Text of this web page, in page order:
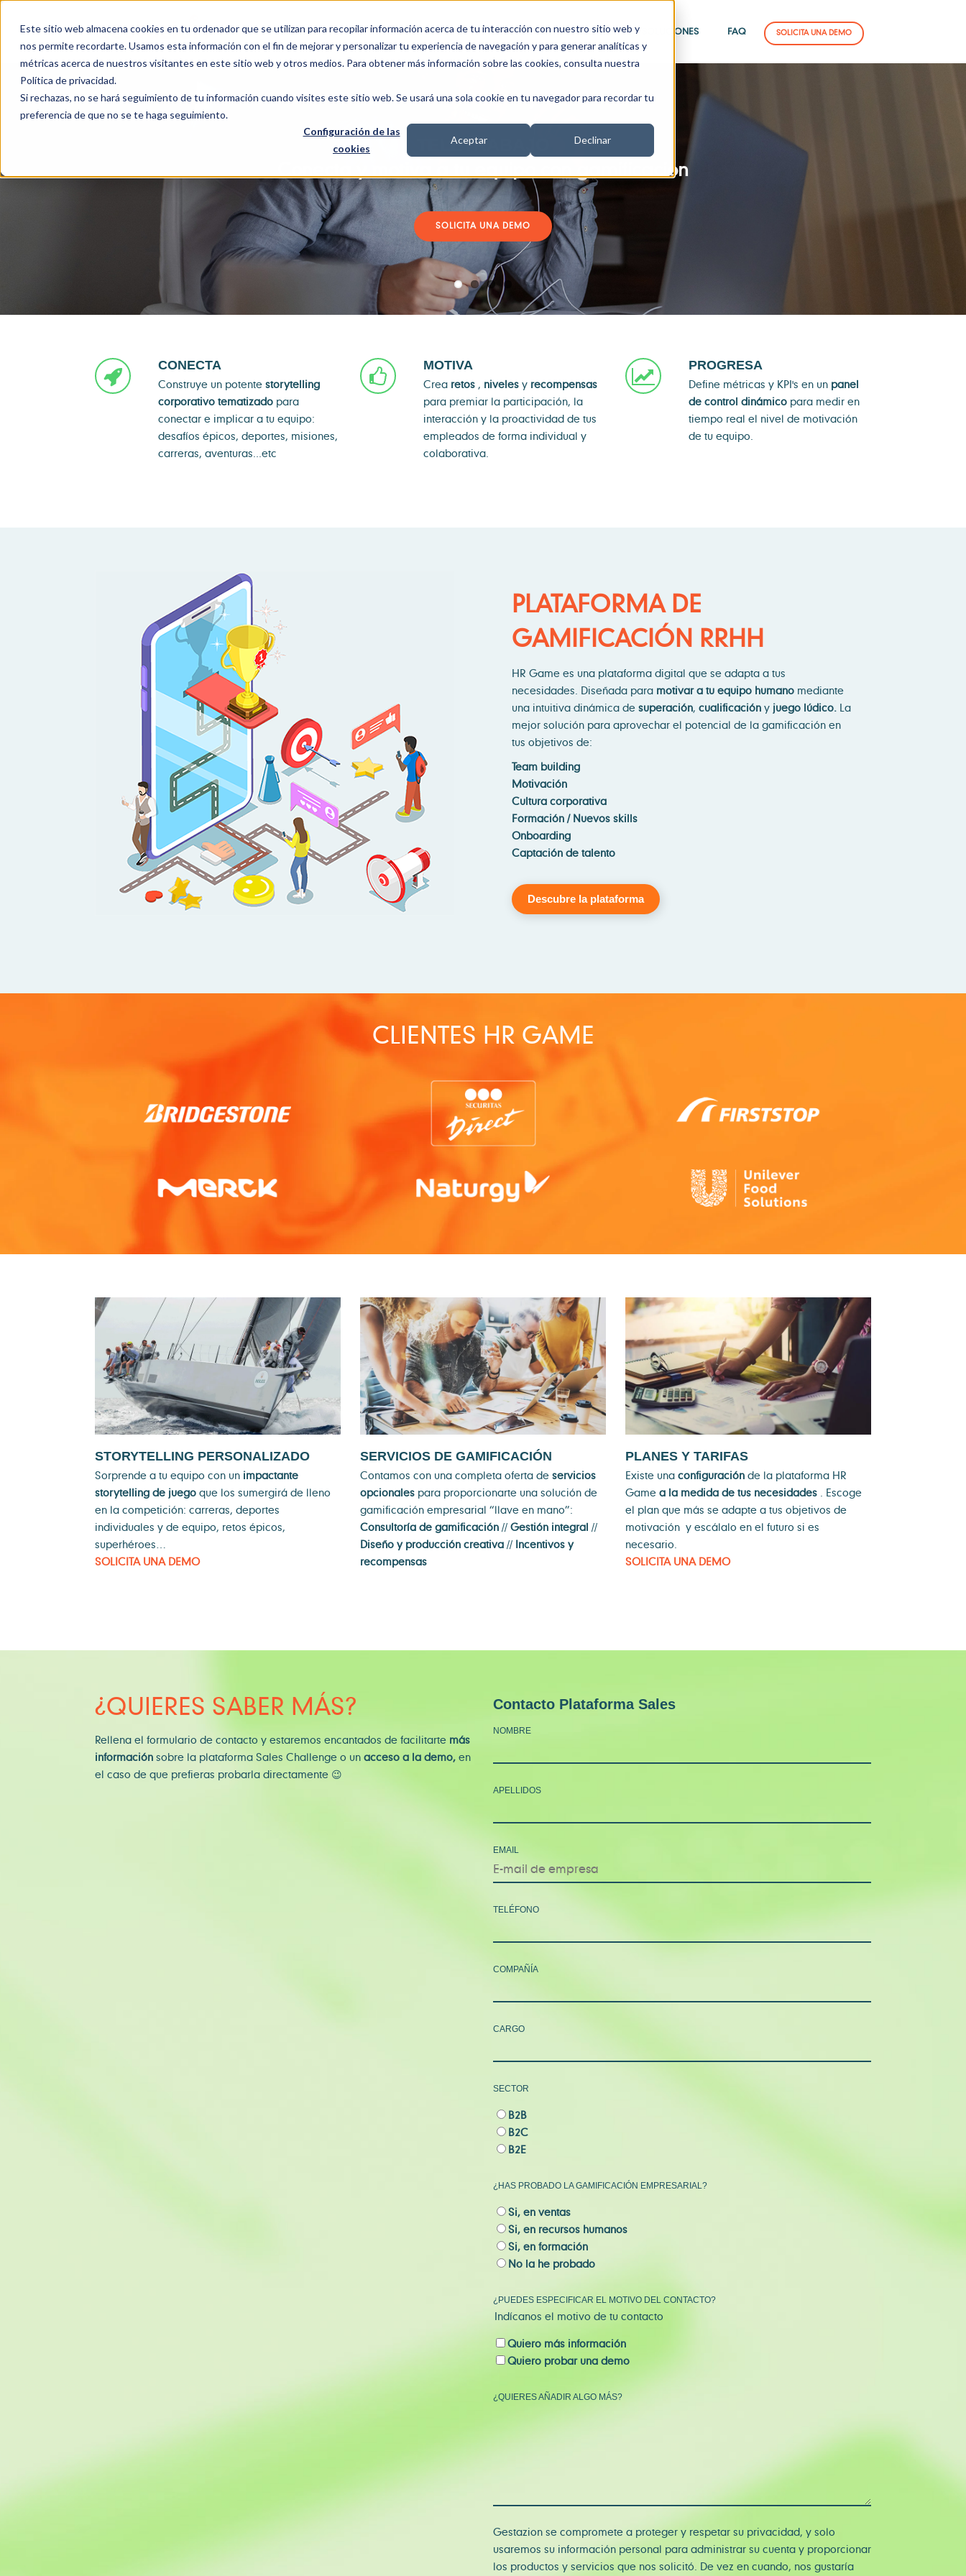
Este sitio web almacena cookies en tu ordenador que se utilizan para recopilar información acerca de tu interacción con nuestro sitio web y
nos permite recordarte. Usamos esta información con el fin de mejorar y personalizar tu experiencia de navegación y para generar analíticas y
métricas acerca de nuestros visitantes en este sitio web y otros medios. Para obtener más información sobre las cookies, consulta nuestra
Política de privacidad.
Si rechazas, no se hará seguimiento de tu información cuando visites este sitio web. Se usará una sola cookie en tu navegador para recordar tu
preferencia de que no se te haga seguimiento.
Configuración de las
cookies
Aceptar Declinar
PLATAFORMA CLIENTES SOLUCIONES FAQ SOLICITA UNA DEMO
TELETRABAJO
Conecta y motiva a tu equipo con gamificación
SOLICITA UNA DEMO
CASO WOLTERS KLUWER
VER CASO
GAMIFICA TU EMPRESA
Multiplica la implicación y el team-building
SOLICITA UNA DEMO
CASO CARDIVA
VER CASO
CONECTA
Construye un potentestorytelling
corporativo tematizadopara
conectar e implicar a tu equipo:
desafíos épicos, deportes, misiones,
carreras, aventuras...etc
MOTIVA
Crea retos , nivelesy recompensas
para premiar la participación, la
interacción y la proactividad de tus
empleados de forma individual y
colaborativa.
PROGRESA
Define métricas y KPI's en un panel
de control dinámico para medir en
tiempo real el nivel de motivación
de tu equipo.
PLATAFORMA DE
GAMIFICACIÓN RRHH
HR Game es una plataforma digital que se adapta a tus
necesidades. Diseñada para motivar a tu equipo humano mediante
una intuitiva dinámica desuperación,cualificación y juego lúdico. La
mejor solución para aprovechar el potencial de la gamificación en
tus objetivos de:
Team building
Motivación
Cultura corporativa
Formación / Nuevos skills
Onboarding
Captación de talento
Descubre la plataforma
CLIENTES HR GAME
STORYTELLING PERSONALIZADO
Sorprende a tu equipo con un impactante
storytelling de juego que los sumergirá de lleno
en la competición: carreras, deportes
individuales y de equipo, retos épicos,
superhéroes…
SOLICITA UNA DEMO
SERVICIOS DE GAMIFICACIÓN
Contamos con una completa oferta deservicios
opcionales para proporcionarte una solución de
gamificación empresarial “llave en mano”:
Consultoría de gamificación //Gestión integral //
Diseño y producción creativa //
Incentivos y
recompensas
PLANES Y TARIFAS
Existe unaconfiguración de la plataforma HR
Gamea la medida de tus necesidades . Escoge
el plan que más se adapte atus objetivos de
motivación y escálalo en el futuro si es
necesario.
SOLICITA UNA DEMO
¿QUIERES SABER MÁS?
Rellena el formulario de contacto y estaremos encantados de facilitarte más
información sobre la plataforma Sales Challenge o un acceso a la demo, en
el caso de que prefieras probarla directamente 😉
Contacto Plataforma Sales
NOMBRE
APELLIDOS
EMAIL
TELÉFONO
COMPAÑÍA
CARGO
SECTOR
B2B
B2C
B2E
¿HAS PROBADO LA GAMIFICACIÓN EMPRESARIAL?
Si, en ventas
Si, en recursos humanos
Si, en formación
No la he probado
¿PUEDES ESPECIFICAR EL MOTIVO DEL CONTACTO?
Indícanos el motivo de tu contacto
Quiero más información
Quiero probar una demo
¿QUIERES AÑADIR ALGO MÁS?
Gestazion se compromete a proteger y respetar su privacidad, y solo
usaremos su información personal para administrar su cuenta y proporcionar
los productos y servicios que nos solicitó. De vez en cuando, nos gustaría